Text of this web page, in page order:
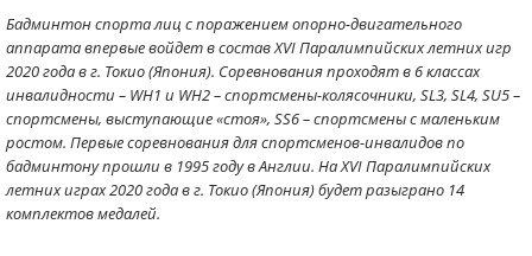
Бадминтон спорта лиц с поражением опорно-двигательного
аппарата впервые войдет в состав XVI Паралимпийских летних игр
2020 года в г. Токио (Япония). Соревнования проходят в 6 классах
инвалидности – WH1 и WH2 – спортсмены-колясочники, SL3, SL4, SU5 –
спортсмены, выступающие «стоя», SS6 – спортсмены с маленьким
ростом. Первые соревнования для спортсменов-инвалидов по
бадминтону прошли в 1995 году в Англии. На XVI Паралимпийских
летних играх 2020 года в г. Токио (Япония) будет разыграно 14
комплектов медалей.